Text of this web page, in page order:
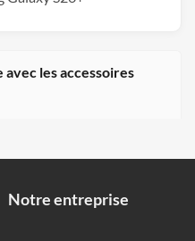
les accessoires
Notre entreprise